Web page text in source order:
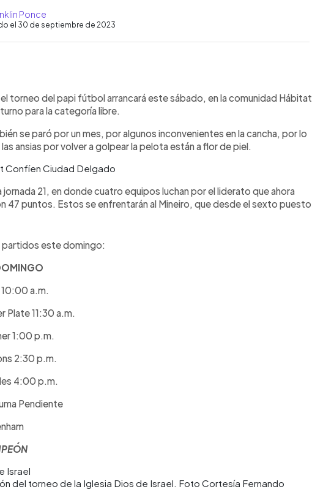
Ponce
el 30 de septiembre de 2023
artículo
torneo del papi fútbol arrancará este sábado, en la comunidad Hábitat
para la categoría libre.
se paró por un mes, por algunos inconvenientes en la cancha, por lo
ansias por volver a golpear la pelota están a flor de piel.
jornada 21, en donde cuatro equipos luchan por el liderato que ahora
47 puntos. Estos se enfrentarán al Mineiro, que desde el sexto puesto
partidos este domingo:
a.m.
Plate 11:30 a.m.
1:00 p.m.
2:30 p.m.
4:00 p.m.
Pendiente
del torneo de la Iglesia Dios de Israel. Foto Cortesía Fernando